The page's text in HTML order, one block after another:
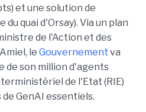
et une solution de
quai d'Orsay). Via un plan
de l'Action et des
le Gouvernement va
de son million d'agents
de l'Etat (RIE)
GenAI essentiels.